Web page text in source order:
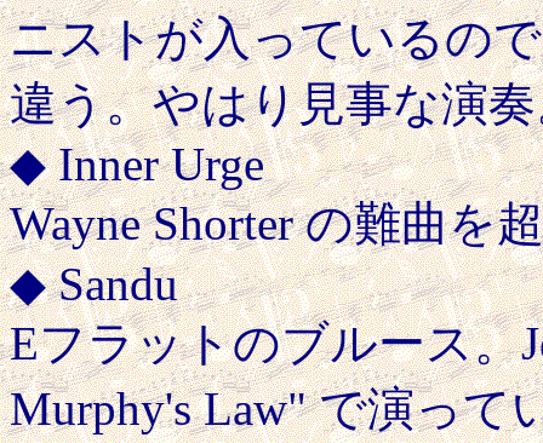
ニストが入っているの
違う。やはり見事な演
◆ Inner Urge
Wayne Shorter の難曲を
◆ Sandu
Eフラットのブルース。
Murphy's Law" で演って